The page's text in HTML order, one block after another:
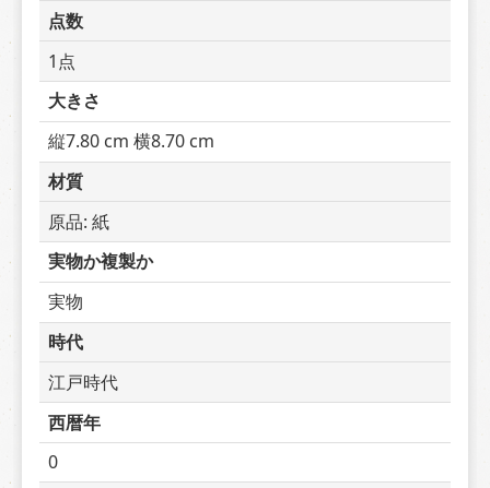
点数
1点
大きさ
縦7.80 cm 横8.70 cm
材質
原品: 紙
実物か複製か
実物
時代
江戸時代
西暦年
0